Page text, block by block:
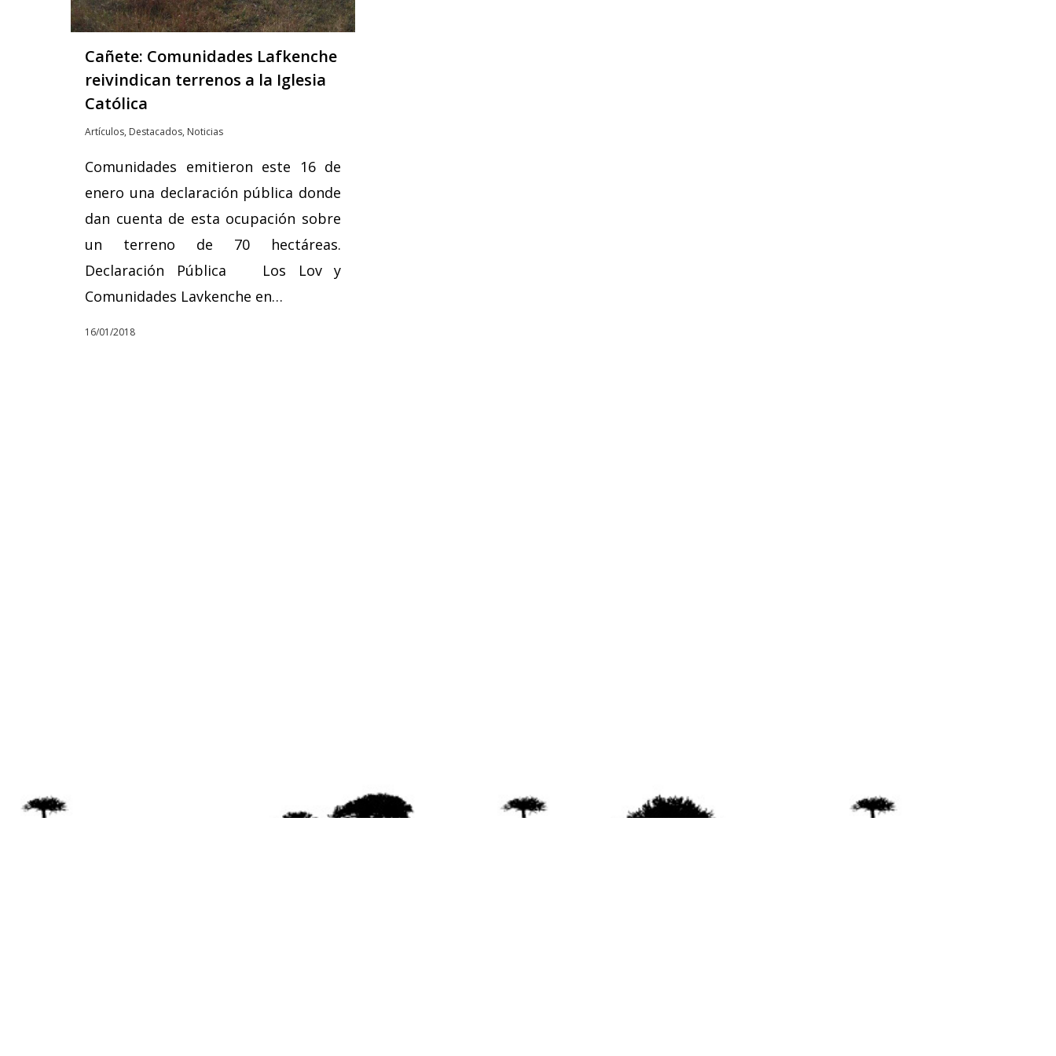
Cañete: Comunidades Lafkenche
reivindican terrenos a la Iglesia
Católica
Artículos, Destacados, Noticias
Comunidades emitieron este 16 de
enero una declaración pública donde
dan cuenta de esta ocupación sobre
un terreno de 70 hectáreas.
Declaración Pública Los Lov y
Comunidades Lavkenche en…
16/01/2018